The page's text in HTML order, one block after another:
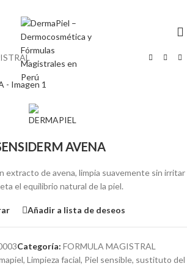
AVENA
extracto de avena, limpia suavemente sin irritar
el equilibrio natural de la piel.
Añadir a lista de deseos
Categoría: FORMULA MAGISTRAL
, Limpieza facial, Piel sensible, sustituto del